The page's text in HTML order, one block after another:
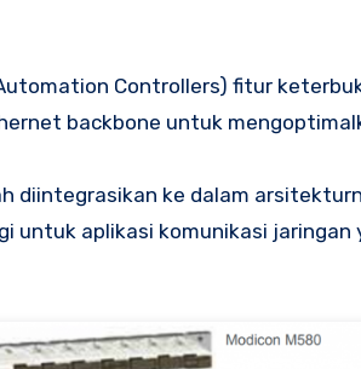
Controllers) fitur
backbone untuk
diintegrasikan ke dalam
aplikasi komunikasi jaringan